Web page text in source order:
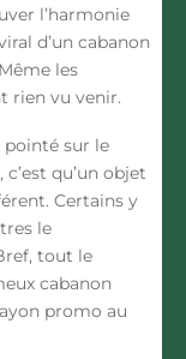
l’harmonie
d’un cabanon
les
rien vu venir.
sur le
qu’un objet
Certains y
le
tout le
cabanon
promo au